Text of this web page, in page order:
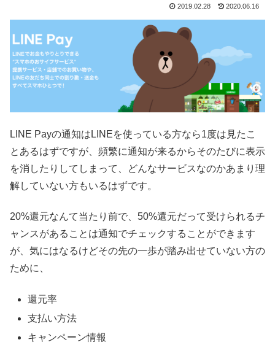
2019.02.28 2020.06.16
LINE Payの通知はLINEを使っている方なら1度は見たこ
とあるはずですが、頻繁に通知が来るからそのたびに表示
を消したりしてしまって、どんなサービスなのかあまり理
解していない方もいるはずです。
20%還元なんて当たり前で、50%還元だって受けられるチ
ャンスがあることは通知でチェックすることができます
が、気にはなるけどその先の一歩が踏み出せていない方の
ために、
還元率
支払い方法
キャンペーン情報